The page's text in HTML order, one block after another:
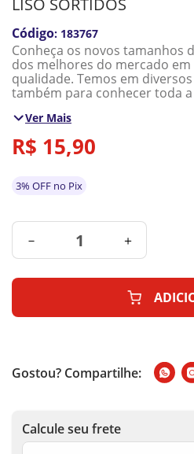
LISO SORTIDOS
: 183767
Conheça os novos tamanhos
dos melhores do mercado
qualidade. Temos em
também para conhecer toda
Ver Mais
R$ 15,90
3% OFF no Pix
－ ＋
Gostou? Compartilhe: